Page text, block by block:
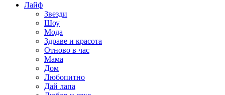
Лайф
Звезди
Шоу
Мода
Здраве и красота
Отново в час
Мама
Дом
Любопитно
Дай лапа